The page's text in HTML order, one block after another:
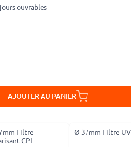
ouvrables
AJOUTER AU PANIER
Filtre
CPL
Ø 37mm Filtre UV